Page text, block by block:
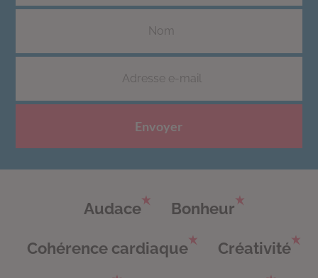
Envoyer
Audace Bonheur
Cohérence cardiaque Créativité